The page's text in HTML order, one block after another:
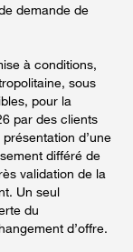
demande de
à conditions,
sous
pour la
par des clients
d’une
différé de
validation de la
Un seul
du
d’offre.